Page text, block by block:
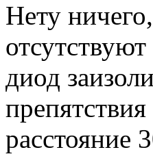
Нету
диод
расстояние